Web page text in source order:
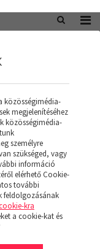
közösségimédia-
megjelenítéséhez
közösségimédia-
személyre
szükséged, vagy
információ
elérhető Cookie-
további
feldolgozásának
kra
a cookie-kat és